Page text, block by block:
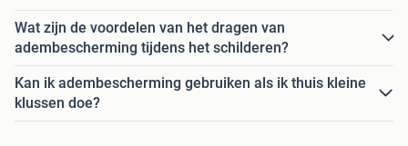
Wat zijn de voordelen van het dragen van
adembescherming tijdens het schilderen?
Kan ik adembescherming gebruiken als ik thuis kleine
klussen doe?